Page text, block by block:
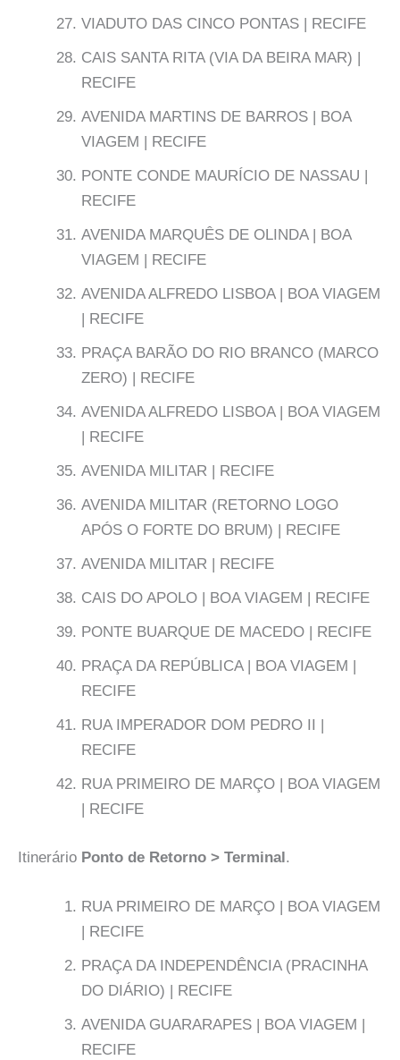
VIADUTO DAS CINCO PONTAS | RECIFE
CAIS SANTA RITA (VIA DA BEIRA MAR) |
RECIFE
AVENIDA MARTINS DE BARROS | BOA
VIAGEM | RECIFE
PONTE CONDE MAURÍCIO DE NASSAU |
RECIFE
AVENIDA MARQUÊS DE OLINDA | BOA
VIAGEM | RECIFE
AVENIDA ALFREDO LISBOA | BOA VIAGEM
| RECIFE
PRAÇA BARÃO DO RIO BRANCO (MARCO
ZERO) | RECIFE
AVENIDA ALFREDO LISBOA | BOA VIAGEM
| RECIFE
AVENIDA MILITAR | RECIFE
AVENIDA MILITAR (RETORNO LOGO
APÓS O FORTE DO BRUM) | RECIFE
AVENIDA MILITAR | RECIFE
CAIS DO APOLO | BOA VIAGEM | RECIFE
PONTE BUARQUE DE MACEDO | RECIFE
PRAÇA DA REPÚBLICA | BOA VIAGEM |
RECIFE
RUA IMPERADOR DOM PEDRO II |
RECIFE
RUA PRIMEIRO DE MARÇO | BOA VIAGEM
| RECIFE
Itinerário Ponto de Retorno > Terminal.
RUA PRIMEIRO DE MARÇO | BOA VIAGEM
| RECIFE
PRAÇA DA INDEPENDÊNCIA (PRACINHA
DO DIÁRIO) | RECIFE
AVENIDA GUARARAPES | BOA VIAGEM |
RECIFE